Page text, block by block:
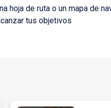
hoja de ruta o un mapa de
tus objetivos